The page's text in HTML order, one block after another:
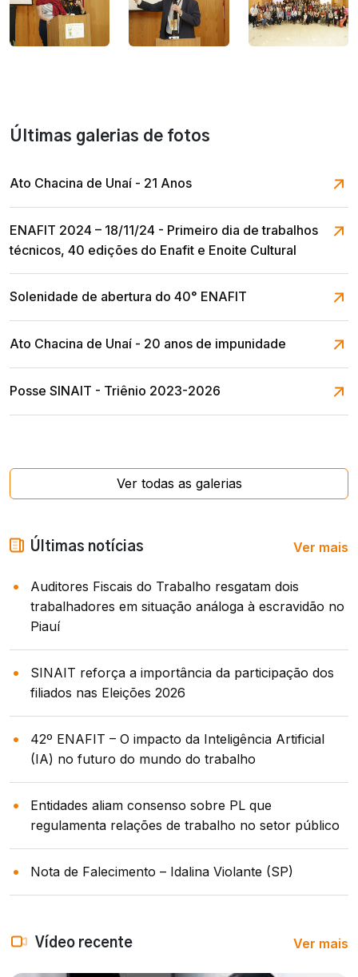
Últimas galerias de fotos
Ato Chacina de Unaí - 21 Anos
ENAFIT 2024 – 18/11/24 - Primeiro dia de trabalhos
técnicos, 40 edições do Enafit e Enoite Cultural
Solenidade de abertura do 40° ENAFIT
Ato Chacina de Unaí - 20 anos de impunidade
Posse SINAIT - Triênio 2023-2026
Ver todas as galerias
Últimas notícias Ver mais
Auditores Fiscais do Trabalho resgatam dois
trabalhadores em situação análoga à escravidão no
Piauí
SINAIT reforça a importância da participação dos
filiados nas Eleições 2026
42º ENAFIT – O impacto da Inteligência Artificial
(IA) no futuro do mundo do trabalho
Entidades aliam consenso sobre PL que
regulamenta relações de trabalho no setor público
Nota de Falecimento – Idalina Violante (SP)
Vídeo recente Ver mais